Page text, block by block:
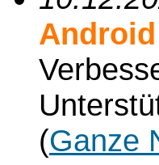
Android
(Ganze